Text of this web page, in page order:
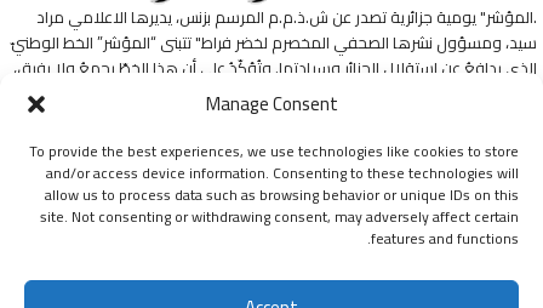
Manage Consent
To provide the best experiences, we use technologies like cookies to store
and/or access device information. Consenting to these technologies will
allow us to process data such as browsing behavior or unique IDs on this
site. Not consenting or withdrawing consent, may adversely affect certain
features and functions.
.المؤشر" يومية جزائرية تصدر عن ش.ذ.م.م المرسم بزنس، يديرها الاعلامي مراد
سيد، ومسؤول نشرها الصحفي المخصرم لخضر فراط" تتبنى “المؤشر” الخط الوطنيّ
الذي يدافعُ عن استقلالِ الجزائرِ وسيادتها. وتُؤكّدُ على أن هذا الخطّ يجمعُ ولا يفرق،
وأنّهُ طريقها ومنارةُ دربها في هذه التجربةِ الإعلاميةِ.